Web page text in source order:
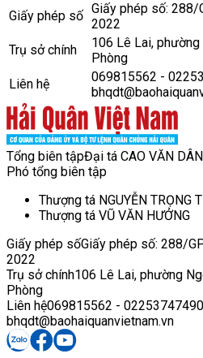
Giấy phép số Giấy phép số: 288/
2022
Trụ sở chính
106 Lê Lai, phường
Phòng
Liên hệ
069815562 -
Tổng biên tậpĐại tá CAO VĂN DÂN
Phó tổng biên tập
Thượng tá NGUYỄN TRỌNG
Thượng tá VŨ VĂN HƯỞNG
Giấy phép sốGiấy phép số: 288/
2022
Trụ sở chính106 Lê Lai, phường
Phòng
Liên hệ069815562 - 02253747490
bhqdt@baohaiquanvietnam.vn